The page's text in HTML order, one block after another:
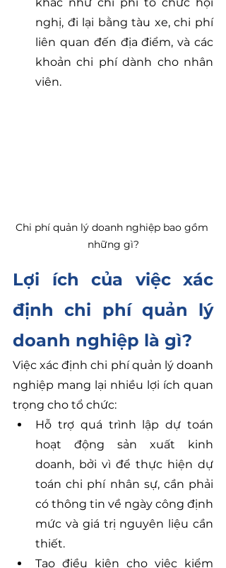
khác như chi phí tổ chức hội
nghị, đi lại bằng tàu xe, chi phí
liên quan đến địa điểm, và các
khoản chi phí dành cho nhân
viên.
Chi phí quản lý doanh nghiệp bao gồm
những gì?
Lợi ích của việc xác
định chi phí quản lý
doanh nghiệp là gì?
Việc xác định chi phí quản lý doanh
nghiệp mang lại nhiều lợi ích quan
trọng cho tổ chức:
Hỗ trợ quá trình lập dự toán
hoạt động sản xuất kinh
doanh, bởi vì để thực hiện dự
toán chi phí nhân sự, cần phải
có thông tin về ngày công định
mức và giá trị nguyên liệu cần
thiết.
Tạo điều kiện cho việc kiểm